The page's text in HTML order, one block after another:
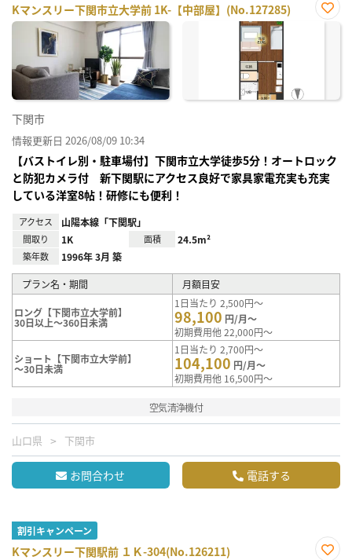
Kマンスリー下関市立大学前 1K-【中部屋】(No.127285)
お気
下関市
情報更新日 2026/08/09 10:34
【バストイレ別・駐車場付】下関市立大学徒歩5分！オートロック
と防犯カメラ付 新下関駅にアクセス良好で家具家電充実も充実
している洋室8帖！研修にも便利！
アクセス 山陽本線「下関駅」
間取り 1K 面積 24.5m²
築年数 1996年 3月 築
プラン名・期間 月額目安
ロング【下関市立大学前】
30日以上～360日未満
1日当たり 2,500円～
98,100 円/月～
初期費用他 22,000円～
ショート【下関市立大学前】
～30日未満
1日当たり 2,700円～
104,100 円/月～
初期費用他 16,500円～
空気清浄機付
山口県 下関市
お問合わせ 電話する
割引キャンペーン
Kマンスリー下関駅前 １Ｋ-304(No.126211)